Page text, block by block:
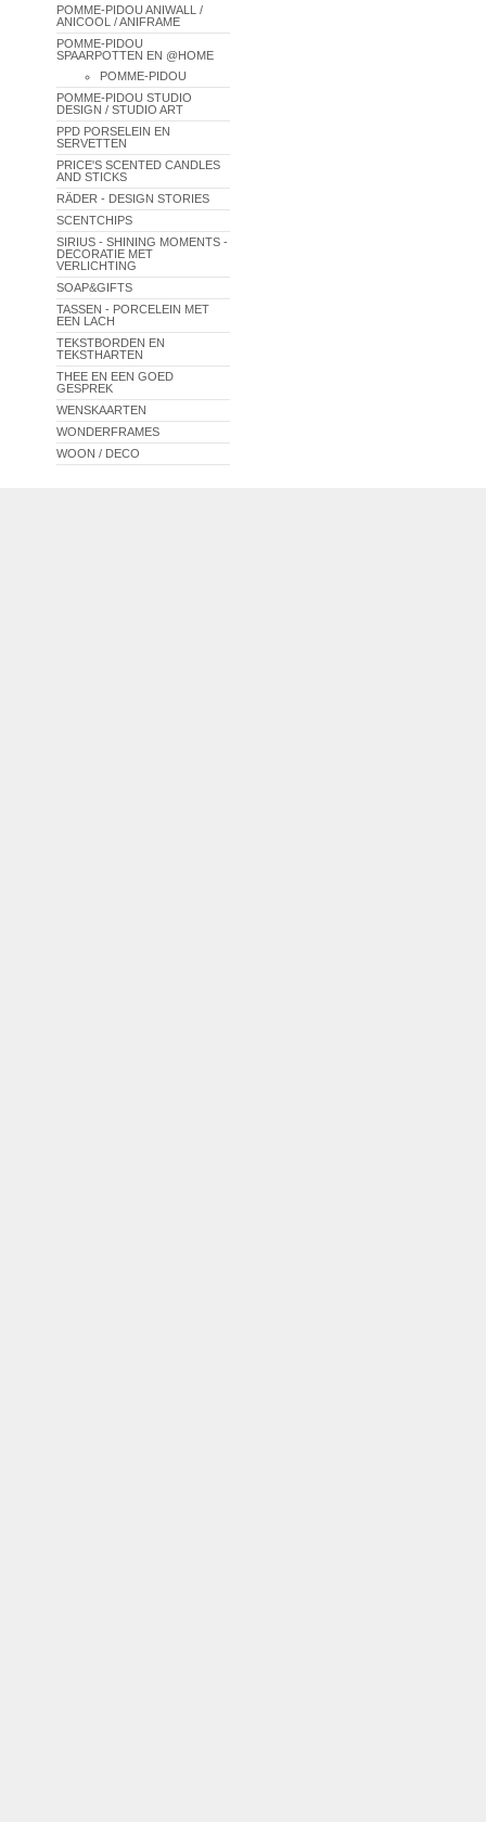
POMME-PIDOU ANIWALL /
ANICOOL / ANIFRAME
POMME-PIDOU
SPAARPOTTEN EN @HOME
POMME-PIDOU
POMME-PIDOU STUDIO
DESIGN / STUDIO ART
PPD PORSELEIN EN
SERVETTEN
PRICE'S SCENTED CANDLES
AND STICKS
RÄDER - DESIGN STORIES
SCENTCHIPS
SIRIUS - SHINING MOMENTS -
DECORATIE MET
VERLICHTING
SOAP&GIFTS
TASSEN - PORCELEIN MET
EEN LACH
TEKSTBORDEN EN
TEKSTHARTEN
THEE EN EEN GOED
GESPREK
WENSKAARTEN
WONDERFRAMES
WOON / DECO